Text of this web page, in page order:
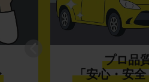
プロ品
「安心・安